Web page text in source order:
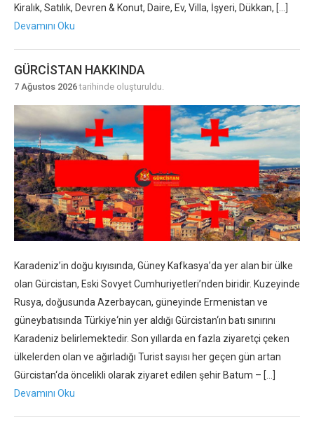
Kiralık, Satılık, Devren & Konut, Daire, Ev, Villa, İşyeri, Dükkan, […]
Devamını Oku
GÜRCISTAN HAKKINDA
7 Ağustos 2026tarihinde oluşturuldu.
Karadeniz’in doğu kıyısında, Güney Kafkasya’da yer alan bir ülke
olan Gürcistan, Eski Sovyet Cumhuriyetleri’nden biridir. Kuzeyinde
Rusya, doğusunda Azerbaycan, güneyinde Ermenistan ve
güneybatısında Türkiye‘nin yer aldığı Gürcistan‘ın batı sınırını
Karadeniz belirlemektedir. Son yıllarda en fazla ziyaretçi çeken
ülkelerden olan ve ağırladığı Turist sayısı her geçen gün artan
Gürcistan‘da öncelikli olarak ziyaret edilen şehir Batum – […]
Devamını Oku